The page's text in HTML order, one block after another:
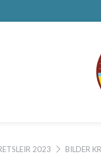
2023 BILDER